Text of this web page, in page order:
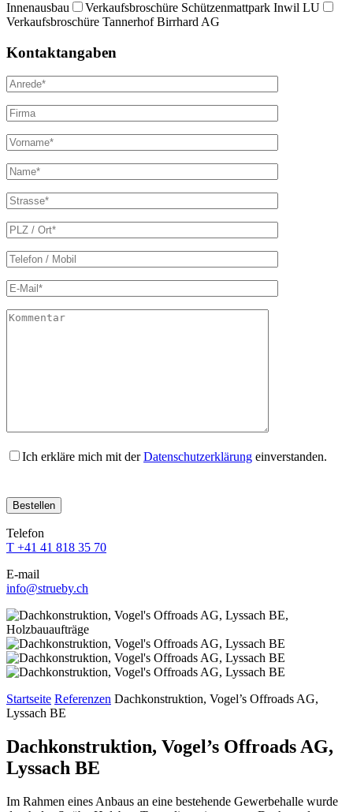
Innenausbau
Verkaufsbroschüre Schützenmattpark Inwil LU
Verkaufsbroschüre Tannerhof Birrhard AG
Kontaktangaben
Ich erkläre mich mit derDatenschutzerklärung einverstanden.
lasse
dieses
Feld
leer.
lasse
dieses
Feld
leer.
lasse
dieses
Feld
leer.
lasse
dieses
Feld
leer.
lasse
Feld
leer.
Telefon
T +41 41 818 35 70
E-mail
info@strueby.ch
Startseite Referenzen Dachkonstruktion, Vogel’s Offroads AG,
Lyssach BE
Dachkonstruktion, Vogel’s Offroads AG,
Lyssach BE
Im Rahmen eines Anbaus an eine bestehende Gewerbehalle wurde